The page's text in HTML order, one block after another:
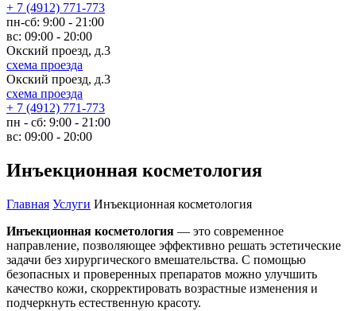
+ 7 (4912) 771-773
пн-сб: 9:00 - 21:00
вс: 09:00 - 20:00
Окский проезд, д.3
схема проезда
Окский проезд, д.3
схема проезда
+ 7 (4912) 771-773
пн - сб: 9:00 - 21:00
вс: 09:00 - 20:00
Инъекционная косметология
Главная Услуги Инъекционная косметология
Инъекционная косметология — это современное
направление, позволяющее эффективно решать эстетические
задачи без хирургического вмешательства. С помощью
безопасных и проверенных препаратов можно улучшить
качество кожи, скорректировать возрастные изменения и
подчеркнуть естественную красоту.